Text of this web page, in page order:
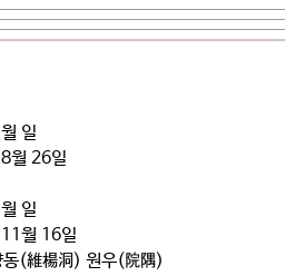
일
월 26일
일
월 16일
(維楊洞) 원우(院隅)